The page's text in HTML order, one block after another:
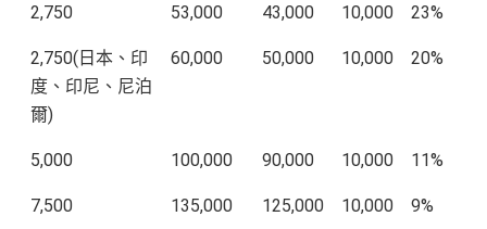
2,750 53,000 43,000 10,000 23%
2,750(日本、印
度、印尼、尼泊
爾)
60,000 50,000 10,000 20%
5,000 100,000 90,000 10,000 11%
7,500 135,000 125,000 10,000 9%